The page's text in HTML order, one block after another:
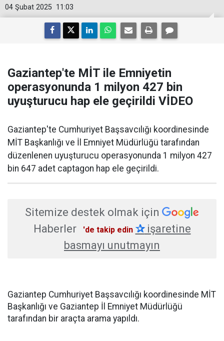
11:03
04 Şubat 2025
Gaziantep'te MİT ile Emniyetin
operasyonunda 1 milyon 427 bin
uyuşturucu hap ele geçirildi VİDEO
Gaziantep'te Cumhuriyet Başsavcılığı koordinesinde
MİT Başkanlığı ve İl Emniyet Müdürlüğü tarafından
düzenlenen uyuşturucu operasyonunda 1 milyon 427
bin 647 adet captagon hap ele geçirildi.
Sitemize destek olmak için
Haberler
'de takip edin ✰işaretine
basmayı unutmayın
Gaziantep Cumhuriyet Başsavcılığı koordinesinde MİT
Başkanlığı ve Gaziantep İl Emniyet Müdürlüğü
tarafından bir araçta arama yapıldı.